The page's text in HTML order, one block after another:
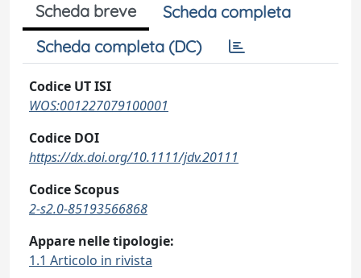
Scheda breve
Scheda completa
Scheda completa (DC)
Codice UT ISI
WOS:001227079100001
Codice DOI
https://dx.doi.org/10.1111/jdv.20111
Codice Scopus
2-s2.0-85193566868
Appare nelle tipologie:
1.1 Articolo in rivista